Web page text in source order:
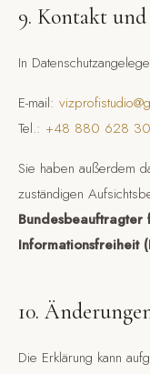
9. Kontakt und
In
E-mail:
Tel.: +48 880 628
Sie haben außerdem
zuständigen
Bundesbeauftragter
Informationsfreiheit
10.
Die Erklärung kann